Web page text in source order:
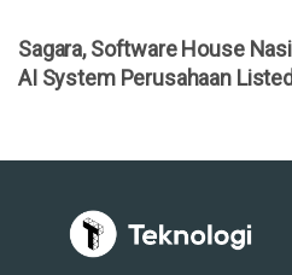
Sagara, Software House
AI System Perusahaan